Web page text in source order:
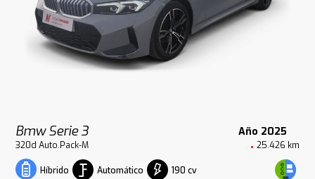
Bmw Serie 3 Año 2025
320d Auto.Pack-M 25.426 km
Híbrido Automático 190 cv